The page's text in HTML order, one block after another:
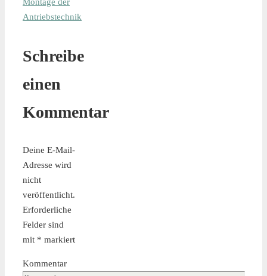
der
neuen
Schleusentore
Kabelverlegung
und
Montage der
Antriebstechnik
Schreibe
einen
Kommentar
Deine E-Mail-
Adresse wird
nicht
veröffentlicht.
Erforderliche
Felder sind
mit * markiert
Kommentar